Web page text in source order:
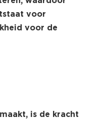
voor
voor de
is de kracht